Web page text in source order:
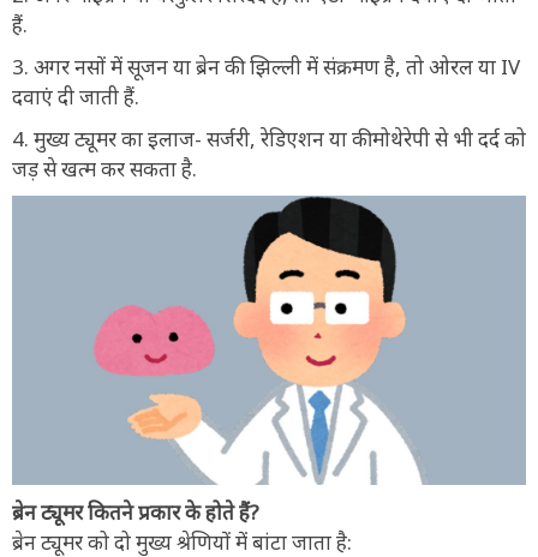
हैं.
3. अगर नसों में सूजन या ब्रेन की झिल्ली में संक्रमण है, तो ओरल या IV
दवाएं दी जाती हैं.
4. मुख्य ट्यूमर का इलाज- सर्जरी, रेडिएशन या कीमोथेरेपी से भी दर्द को
जड़ से खत्म कर सकता है.
ब्रेन ट्यूमर कितने प्रकार के होते हैं?
ब्रेन ट्यूमर को दो मुख्य श्रेणियों में बांटा जाता है: